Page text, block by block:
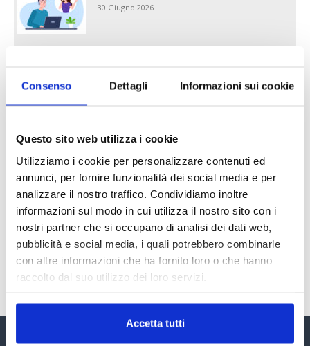
Consenso Dettagli Informazioni sui cookie
Questo sito web utilizza i cookie
Utilizziamo i cookie per personalizzare contenuti ed
annunci, per fornire funzionalità dei social media e per
analizzare il nostro traffico. Condividiamo inoltre
informazioni sul modo in cui utilizza il nostro sito con i
nostri partner che si occupano di analisi dei dati web,
pubblicità e social media, i quali potrebbero combinarle
con altre informazioni che ha fornito loro o che hanno
raccolto dal suo utilizzo dei loro servizi.
Accetta tutti
30 Giugno 2026
30 Giugno 2026
30 Giugno 2026
PREMI 2025. I TOP TEN
30 Giugno 2026
TUTTI GLI ARTICOLI DEL MESE